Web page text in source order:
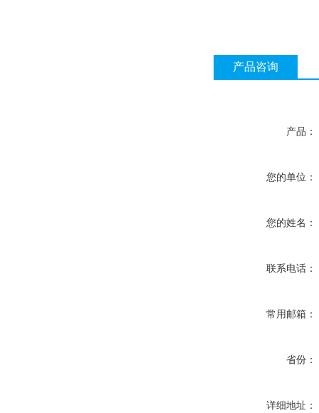
产品咨询
产品：
您的单位：
您的姓名：
联系电话：
常用邮箱：
省份：
详细地址：